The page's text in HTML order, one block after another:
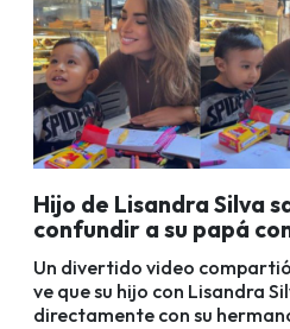
Hijo de Lisandra Silva
confundir a su papá
Un divertido video
ve que su hijo con Lisandra
directamente con su